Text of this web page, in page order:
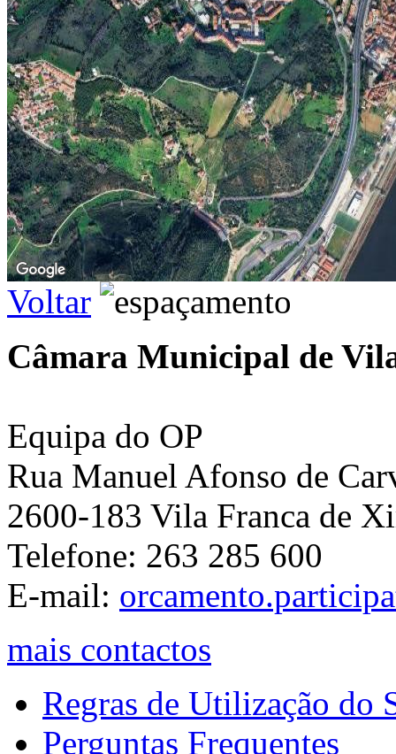
Voltar
Câmara Municipal de
Equipa do OP
Rua Manuel Afonso de
2600-183 Vila Franca de
Telefone: 263 285 600
E-mail:
mais contactos
Regras de Utilização do
Perguntas Frequentes